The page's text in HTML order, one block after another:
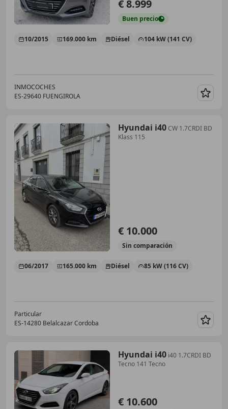
€ 8.999
Buen precio
10/2015 169.000 km Diésel 104 kW (141 CV)
INMOCOCHES
ES-29640 FUENGIROLA
Hyundai i40CW 1.7CRDI BD
Klass 115
€ 10.000
Sin comparación
06/2017 165.000 km Diésel 85 kW (116 CV)
Particular
ES-14280 Belalcazar Cordoba
Hyundai i40 i40 1.7CRDI BD
Tecno 141 Tecno
€ 10.600